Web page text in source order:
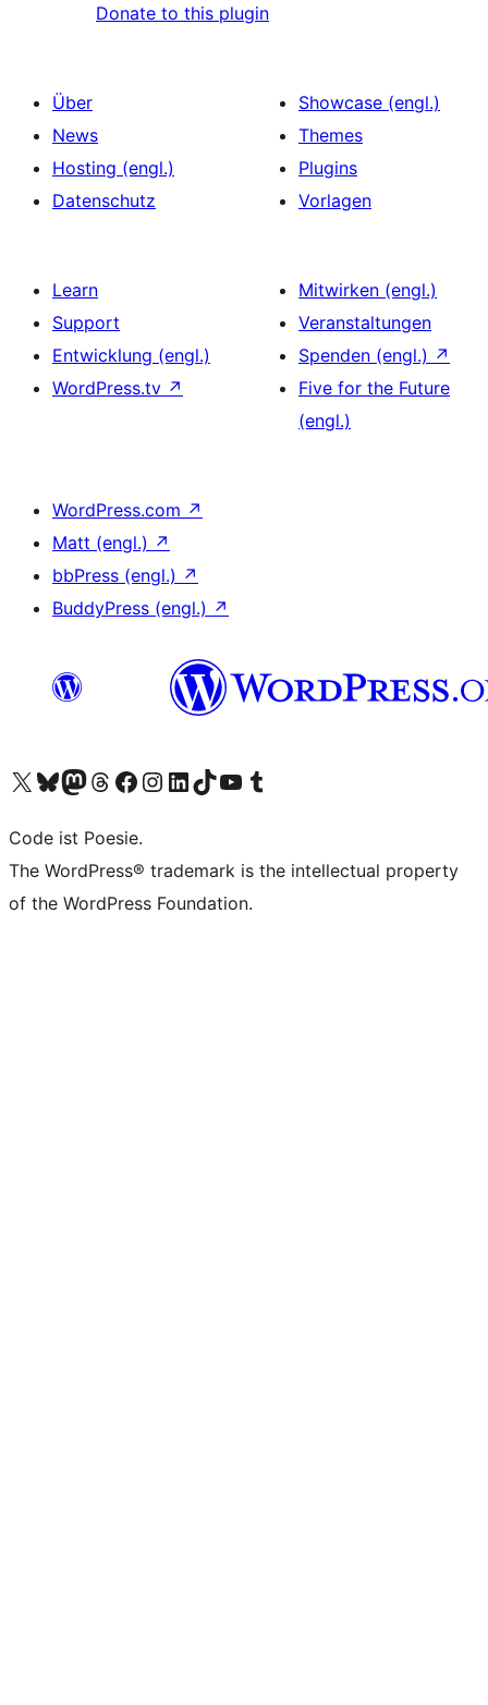
Donate to this plugin
Über
News
Hosting (engl.)
Datenschutz
Showcase (engl.)
Themes
Plugins
Vorlagen
Learn
Support
Entwicklung (engl.)
WordPress.tv ↗
Mitwirken (engl.)
Veranstaltungen
Spenden (engl.) ↗
Five for the Future
(engl.)
WordPress.com ↗
Matt (engl.) ↗
bbPress (engl.) ↗
BuddyPress (engl.) ↗
Das X-Konto (früher Twitter) von WordPress.org besuchen
Das Bluesky-Konto von WordPress.org besuchen
Das Mastodon-Konto von WordPress.org besuchen
Das Threads-Konto von WordPress.org besuchen
Die Facebook-Seite von WordPress.org besuchen
Das Instagram-Konto von WordPress.org besuchen
Das LinkedIn-Konto von WordPress.org besuchen
Das TikTok-Konto von WordPress.org besuchen
Den YouTube-Kanal von WordPress.org besuchen
Das Tumblr-Konto von WordPress.org besuchen
Code ist Poesie.
The WordPress® trademark is the intellectual property
of the WordPress Foundation.